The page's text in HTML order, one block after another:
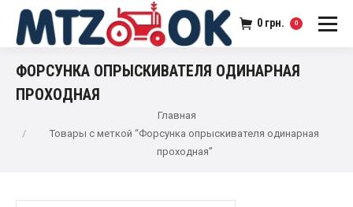
0 грн. 0
ФОРСУНКА ОПРЫСКИВАТЕЛЯ ОДИНАРНАЯ
ПРОХОДНАЯ
Главная
Товары с меткой “Форсунка опрыскивателя одинарная
проходная”